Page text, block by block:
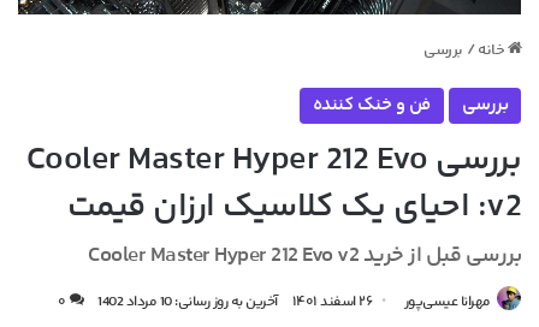
خانه / بررسی
بررسی فن و خنک کننده
بررسی Cooler Master Hyper 212 Evo
v2: احیای یک کلاسیک ارزان قیمت
بررسی قبل از خرید Cooler Master Hyper 212 Evo v2
مهرانا عیسی‌پور ۲۶ اسفند ۱۴۰۱ آخرین به روز رسانی: 10 مرداد 1402
۰